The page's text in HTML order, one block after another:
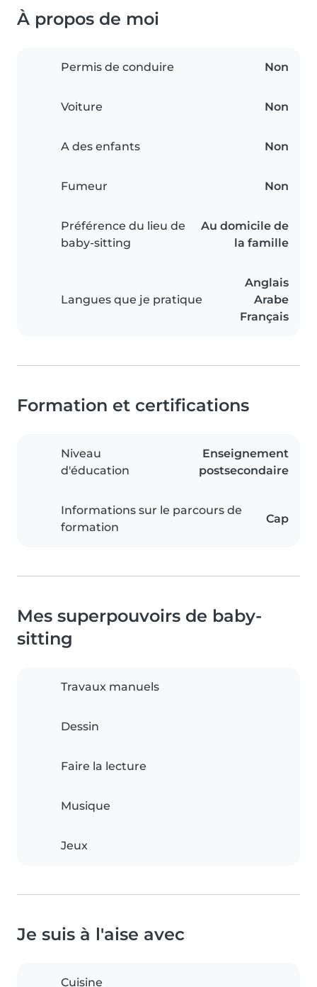
À propos de moi
Permis de conduire Non
Voiture Non
A des enfants Non
Fumeur Non
Préférence du lieu de
baby-sitting
Au domicile de
la famille
Langues que je pratique
Anglais
Arabe
Français
Formation et certifications
Niveau
d'éducation
Enseignement
postsecondaire
Informations sur le parcours de
formation
Cap
Mes superpouvoirs de baby-
sitting
Travaux manuels
Dessin
Faire la lecture
Musique
Jeux
Je suis à l'aise avec
Cuisine